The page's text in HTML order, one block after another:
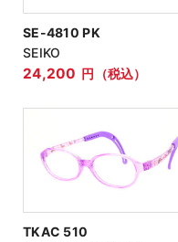
SE-4810 PK
SEIKO
24,200 円（税込）
TKAC 510